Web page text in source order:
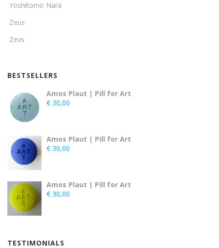
Yoshitomo Nara
Zeus
Zevs
BESTSELLERS
Amos Plaut | Pill for Art
€ 30,00
Amos Plaut | Pill for Art
€ 30,00
Amos Plaut | Pill for Art
€ 30,00
TESTIMONIALS